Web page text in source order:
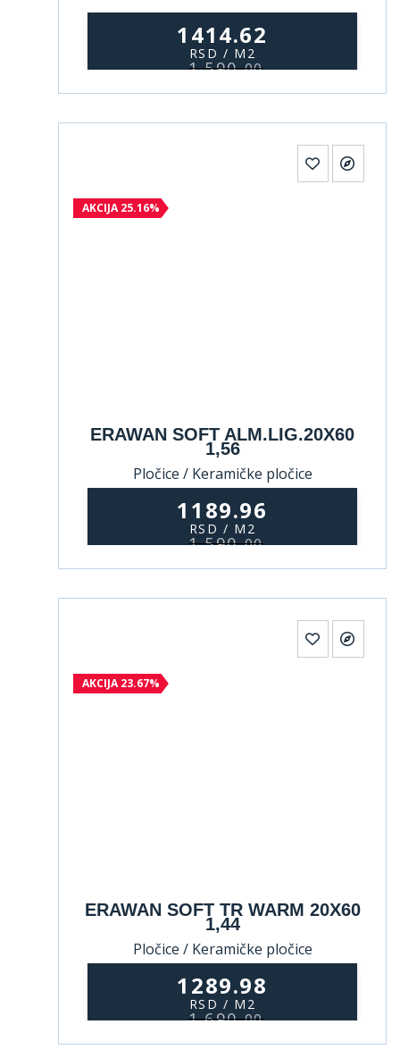
1414.62
RSD / M2
1.590,00
AKCIJA 25.16%
ERAWAN SOFT ALM.LIG.20X60
1,56
Pločice / Keramičke pločice
1189.96
RSD / M2
1.590,00
AKCIJA 23.67%
ERAWAN SOFT TR WARM 20X60
1,44
Pločice / Keramičke pločice
1289.98
RSD / M2
1.690,00